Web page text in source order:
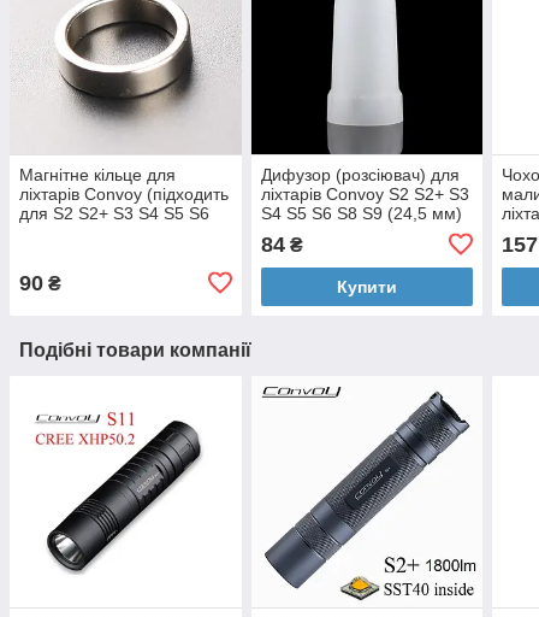
Магнітне кільце для
ліхтарів Convoy (підходить
для S2 S2+ S3 S4 S5 S6
90 ₴
Дифузор (розсіювач) для
ліхтарів Convoy S2 S2+ S3
S4 S5 S6 S8 S9 (24,5 мм)
84₴
Купити
S8,
157
Подібні товари компанії